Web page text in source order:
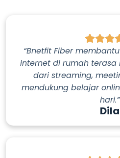
“Bnetfit Fiber
internet di rumah terasa
dari streaming,
mendukung belajar
hari.”
Dila